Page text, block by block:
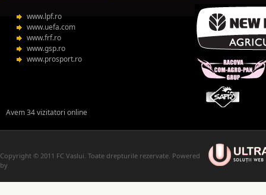
www.lpf.ro
www.uefa.com
www.frf.ro
www.gsp.ro
www.prosport.ro
Avem 34 vizitatori online
Copyright © 2011 FC Vaslui. Toate drepturile rezervate. Powered
by